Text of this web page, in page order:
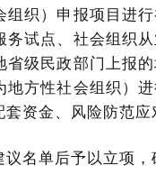
织）申报项目进
试点、社会组织
级民政部门上报
方性社会组织）
资金、风险防范应
名单后予以立项，